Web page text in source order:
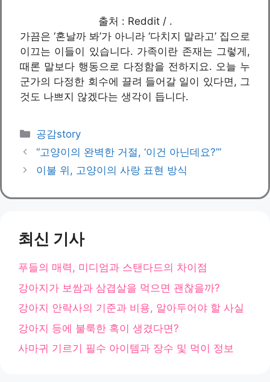
출처 : Reddit / .
가끔은 ‘혼날까 봐’가 아니라 ‘다치지 말라고’ 집으로
이끄는 이들이 있습니다. 가족이란 존재는 그렇게,
때론 말보다 행동으로 다정함을 전하지요. 오늘 누
군가의 다정한 회수에 끌려 들어갈 일이 있다면, 그
것도 나쁘지 않겠다는 생각이 듭니다.
카
테
리
공감story
“고양이의 완벽한 거절, ‘이건 아닌데요?’”
이불 위, 고양이의 사랑 표현 방식
최신 기사
푸들의 매력, 미디엄과 스탠다드의 차이점
강아지가 보쌈과 삼겹살을 먹으면 괜찮을까?
강아지 안락사의 기준과 비용, 알아두어야 할 사실
강아지 등에 불룩한 혹이 생겼다면?
사마귀 기르기 필수 아이템과 장수 및 먹이 정보